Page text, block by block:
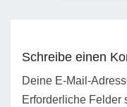
Schreibe einen
Deine E-Mail-
Erforderliche Felder